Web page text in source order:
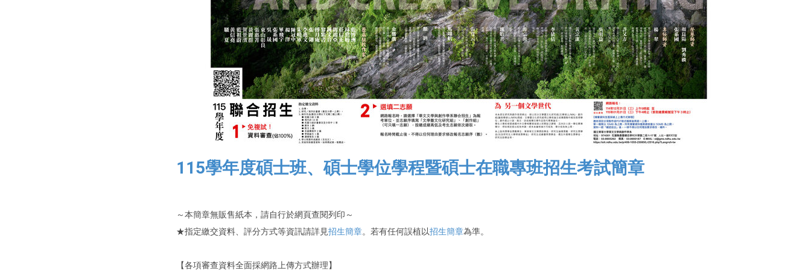
115學年度碩士班、碩士學位學程暨碩士在職專班招生考試簡章
～本簡章無販售紙本，請自行於網頁查閱列印～
★指定繳交資料、評分方式等資訊請詳見招生簡章。若有任何誤植以招生簡章為準。
【各項審查資料全面採網路上傳方式辦理】